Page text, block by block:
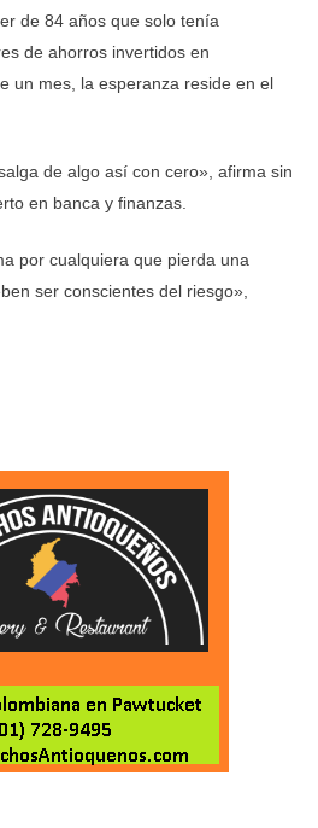
de 84 años que solo tenía
de ahorros invertidos en
un mes, la esperanza reside en el
de algo así con cero», afirma sin
en banca y finanzas.
por cualquiera que pierda una
ser conscientes del riesgo»,